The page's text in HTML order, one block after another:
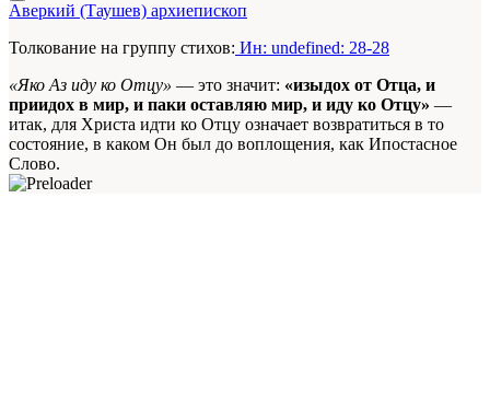
Аверкий (Таушев) архиепископ
Толкование на группу стихов: Ин: undefined: 28-28
«Яко Аз иду ко Отцу» — это значит: «изыдох от Отца, и
приидох в мир, и паки оставляю мир, и иду ко Отцу» —
итак, для Христа идти ко Отцу означает возвратиться в то
состояние, в каком Он был до воплощения, как Ипостасное
Слово.